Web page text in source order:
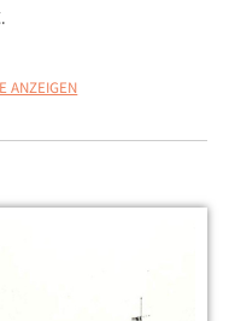
ANZEIGEN